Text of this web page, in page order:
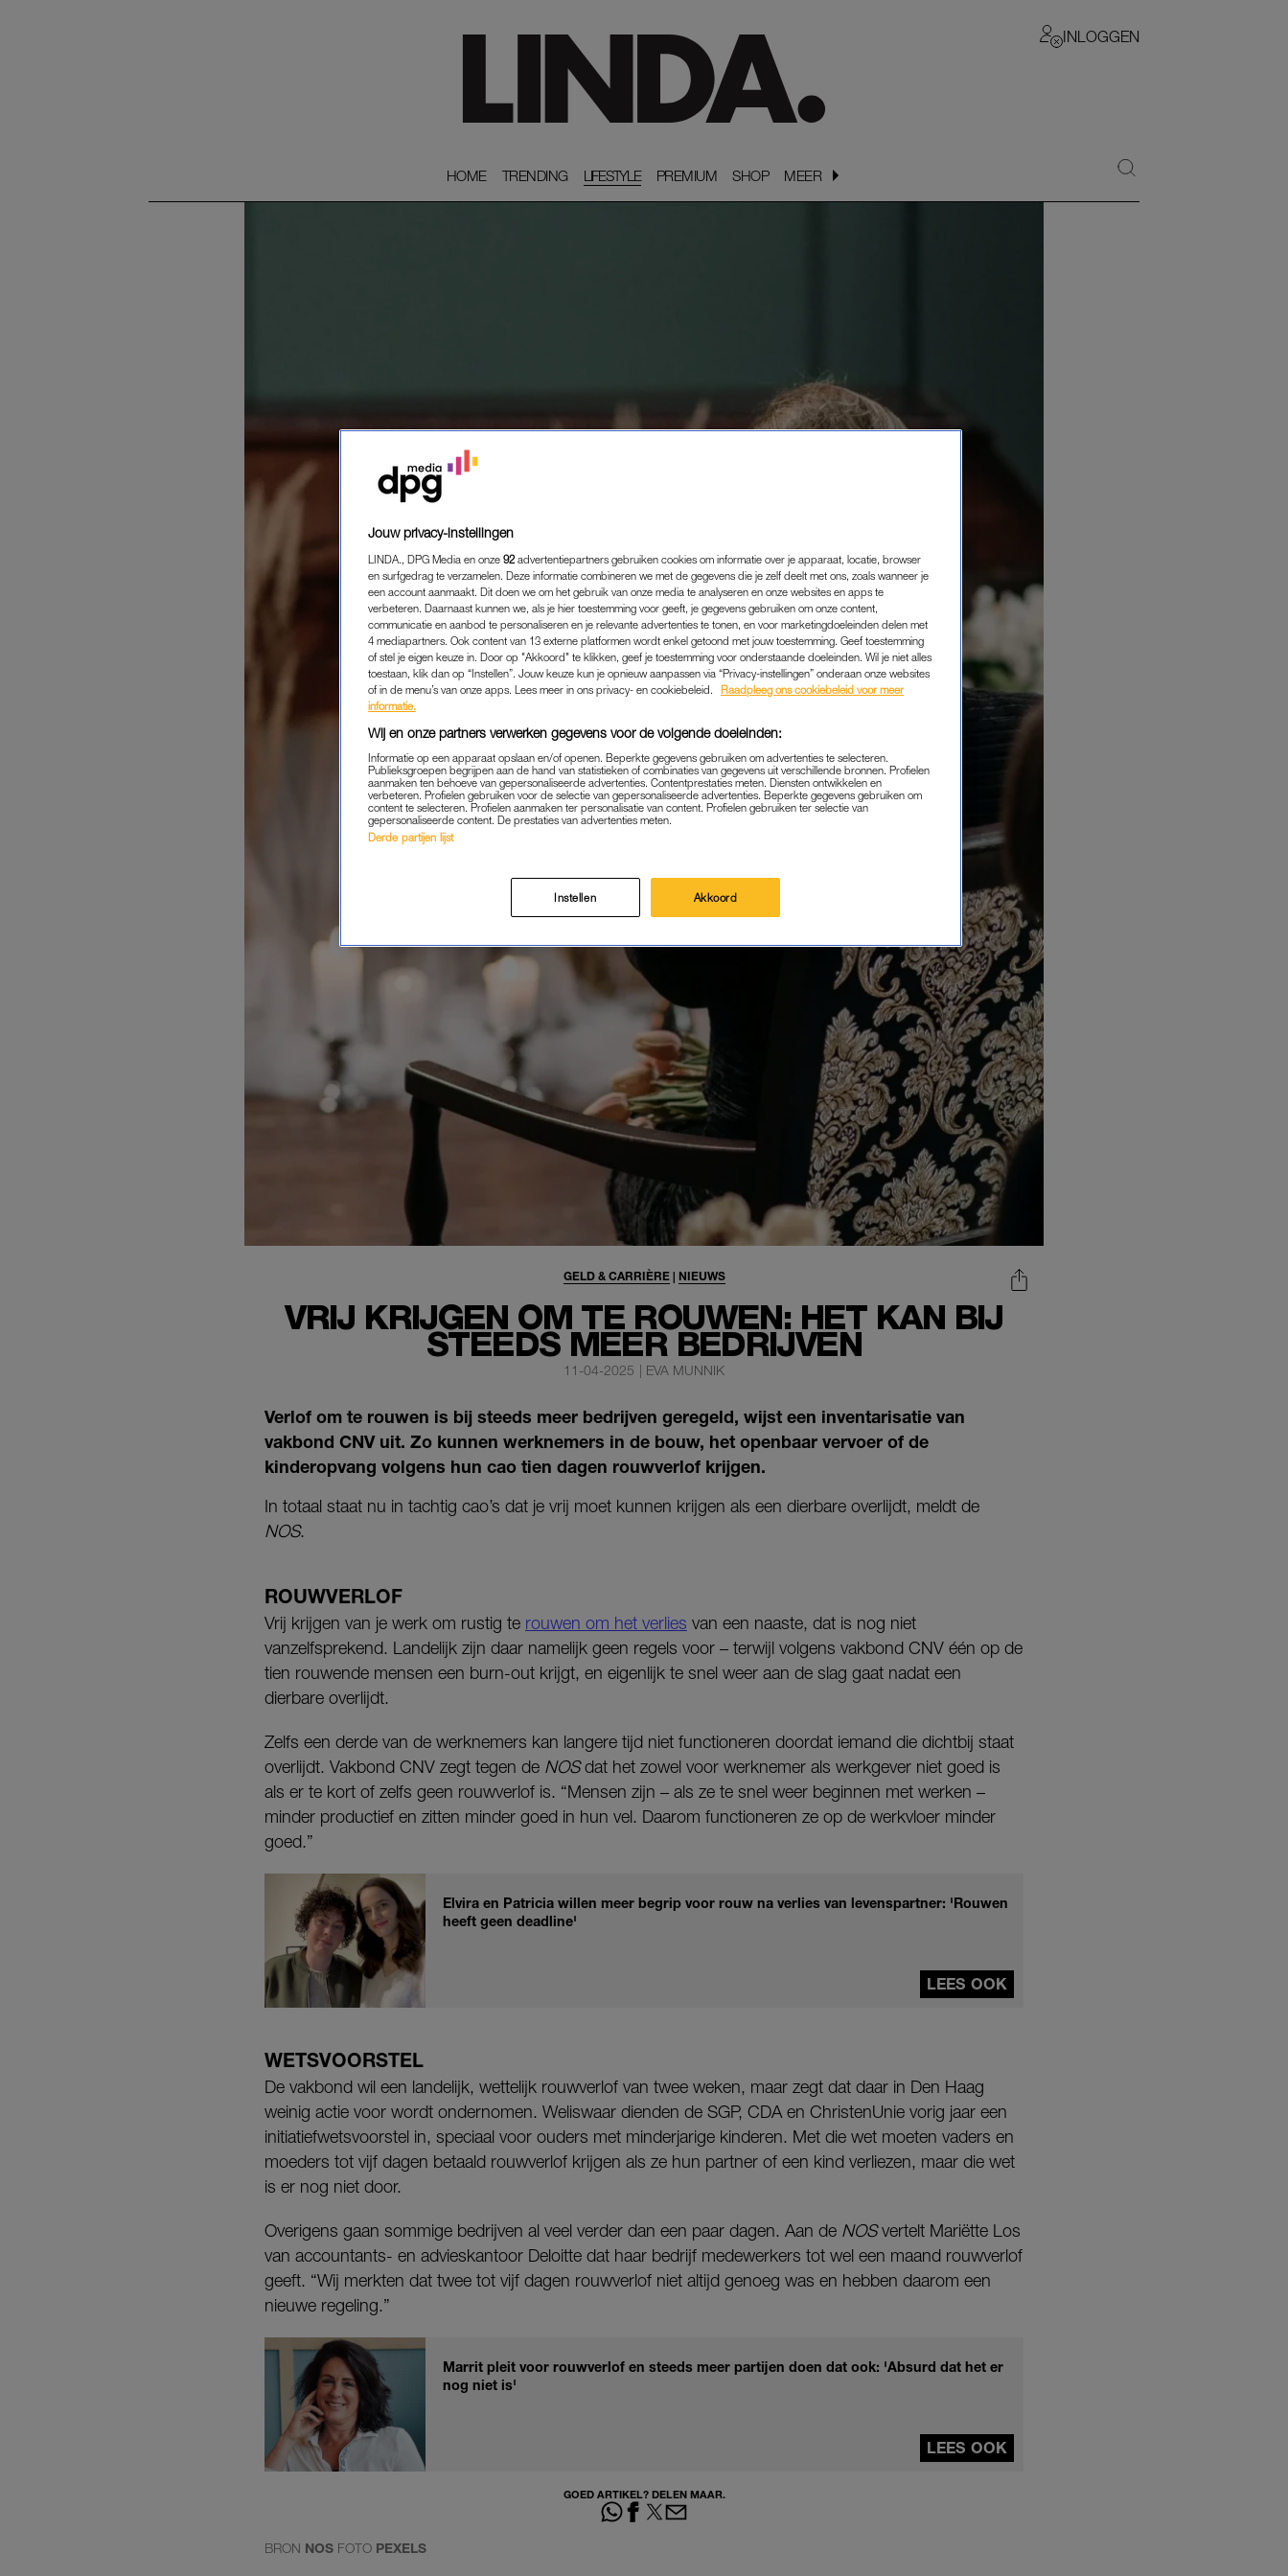
INLOGGEN
HOME
HOME TRENDING
TRENDING LIFESTYLE PREMIUM
PREMIUM SHOP
SHOP MEER
MEER
VRIJ KRIJGEN OM TE ROUWEN: HET KAN BIJ
STEEDS MEER BEDRIJVEN
GELD & CARRIÈRE| NIEUWS
11-04-2025 | EVA MUNNIK
Verlof om te rouwen is bij steeds meer bedrijven geregeld, wijst een inventarisatie van
vakbond CNV uit. Zo kunnen werknemers in de bouw, het openbaar vervoer of de
kinderopvang volgens hun cao tien dagen rouwverlof krijgen.
In totaal staat nu in tachtig cao’s dat je vrij moet kunnen krijgen als een dierbare overlijdt, meldt de
NOS.
ROUWVERLOF
Vrij krijgen van je werk om rustig te rouwen om het verlies van een naaste, dat is nog niet
vanzelfsprekend. Landelijk zijn daar namelijk geen regels voor – terwijl volgens vakbond CNV één op de
tien rouwende mensen een burn-out krijgt, en eigenlijk te snel weer aan de slag gaat nadat een
dierbare overlijdt.
Zelfs een derde van de werknemers kan langere tijd niet functioneren doordat iemand die dichtbij staat
overlijdt. Vakbond CNV zegt tegen de NOSdat het zowel voor werknemer als werkgever niet goed is
als er te kort of zelfs geen rouwverlof is. “Mensen zijn – als ze te snel weer beginnen met werken –
minder productief en zitten minder goed in hun vel. Daarom functioneren ze op de werkvloer minder
goed.”
Elvira en Patricia willen meer begrip voor rouw na verlies van levenspartner: 'Rouwen
heeft geen deadline'
LEES OOK
WETSVOORSTEL
De vakbond wil een landelijk, wettelijk rouwverlof van twee weken, maar zegt dat daar in Den Haag
weinig actie voor wordt ondernomen. Weliswaar dienden de SGP, CDA en ChristenUnie vorig jaar een
initiatiefwetsvoorstel in, speciaal voor ouders met minderjarige kinderen. Met die wet moeten vaders en
moeders tot vijf dagen betaald rouwverlof krijgen als ze hun partner of een kind verliezen, maar die wet
is er nog niet door.
Overigens gaan sommige bedrijven al veel verder dan een paar dagen. Aan de NOSvertelt Mariëtte Los
van accountants- en advieskantoor Deloitte dat haar bedrijf medewerkers tot wel een maand rouwverlof
geeft. “Wij merkten dat twee tot vijf dagen rouwverlof niet altijd genoeg was en hebben daarom een
nieuwe regeling.”
Marrit pleit voor rouwverlof en steeds meer partijen doen dat ook: 'Absurd dat het er
nog niet is'
LEES OOK
GOED ARTIKEL? DELEN MAAR.
BRON NOS FOTO PEXELS
Jouw privacy-instellingen
LINDA., DPG Media en onze 92 advertentiepartners gebruiken cookies om informatie over je apparaat, locatie, browser
en surfgedrag te verzamelen. Deze informatie combineren we met de gegevens die je zelf deelt met ons, zoals wanneer je
een account aanmaakt. Dit doen we om het gebruik van onze media te analyseren en onze websites en apps te
verbeteren. Daarnaast kunnen we, als je hier toestemming voor geeft, je gegevens gebruiken om onze content,
communicatie en aanbod te personaliseren en je relevante advertenties te tonen, en voor marketingdoeleinden delen met
4 mediapartners. Ook content van 13 externe platformen wordt enkel getoond met jouw toestemming. Geef toestemming
of stel je eigen keuze in. Door op "Akkoord" te klikken, geef je toestemming voor onderstaande doeleinden. Wil je niet alles
toestaan, klik dan op “Instellen”. Jouw keuze kun je opnieuw aanpassen via “Privacy-instellingen” onderaan onze websites
of in de menu’s van onze apps. Lees meer in ons privacy- en cookiebeleid.
Raadpleeg ons cookiebeleid voor meer
informatie.
Wij en onze partners verwerken gegevens voor de volgende doeleinden:
Informatie op een apparaat opslaan en/of openen. Beperkte gegevens gebruiken om advertenties te selecteren.
Publieksgroepen begrijpen aan de hand van statistieken of combinaties van gegevens uit verschillende bronnen. Profielen
aanmaken ten behoeve van gepersonaliseerde advertenties. Contentprestaties meten. Diensten ontwikkelen en
verbeteren. Profielen gebruiken voor de selectie van gepersonaliseerde advertenties. Beperkte gegevens gebruiken om
content te selecteren. Profielen aanmaken ter personalisatie van content. Profielen gebruiken ter selectie van
gepersonaliseerde content. De prestaties van advertenties meten.
Derde partijen lijst
Instellen Akkoord